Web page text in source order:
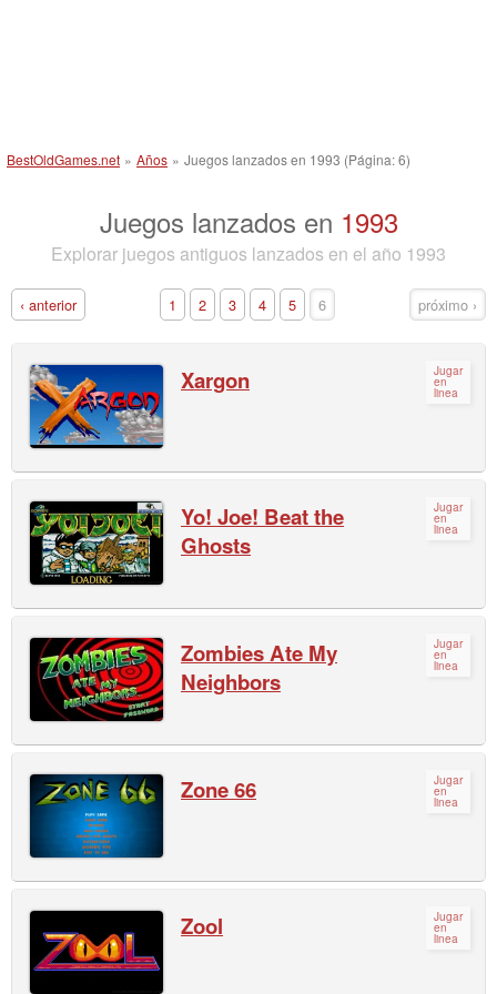
BestOldGames.net » Años » Juegos lanzados en 1993 (Página: 6)
Juegos lanzados en 1993
Explorar juegos antiguos lanzados en el año 1993
‹ anterior 1 2 3 4 5 6 próximo ›
Jugar
en
linea
Xargon
Jugar
en
linea
Yo! Joe! Beat the
Ghosts
Jugar
en
linea
Zombies Ate My
Neighbors
Jugar
en
linea
Zone 66
Jugar
en
linea
Zool